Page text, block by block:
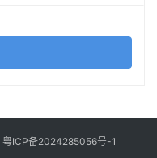
Royale》、《Mojo
《OpenSeason》、
户的积累，以及最终化
粤ICP备2024285056号-1